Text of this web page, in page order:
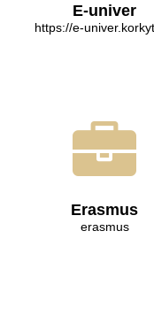
E-univer
https://e-
Erasmus
erasmus